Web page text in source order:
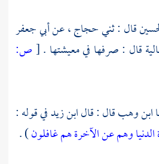
قال : ثنيحجاج ،عنأبي جعفر
قال : صرفها في معيشتها .[ص:
ابن وهبقال : قالابن زيدفي قوله :
الدنيا وهم عن الآخرة هم غافلون) .